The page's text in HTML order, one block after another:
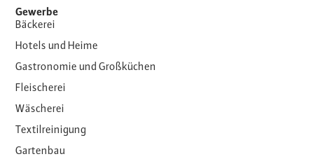
Gewerbe
Bäckerei
Hotels und Heime
Gastronomie und Großküchen
Fleischerei
Wäscherei
Textilreinigung
Gartenbau